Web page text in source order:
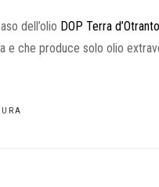
dell’olio DOP Terra d’Otranto
e che produce solo olio